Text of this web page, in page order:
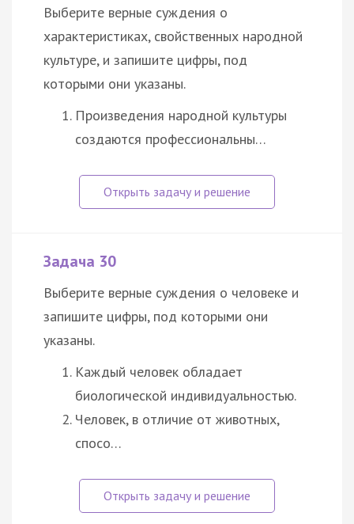
Выберите верные суждения о
характеристиках, свойственных народной
культуре, и запишите цифры, под
которыми они указаны.
Произведения народной культуры
создаются профессиональны…
Задача 30
Выберите верные суждения о человеке и
запишите цифры, под которыми они
указаны.
Каждый человек обладает
биологической индивидуальностью.
Человек, в отличие от животных,
спосо…